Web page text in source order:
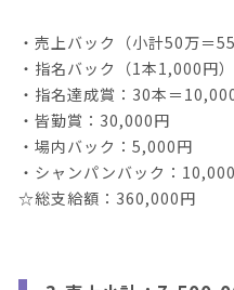
・売上バック（小計50万＝
・指名バック（1本1,000
・指名達成賞：30本＝
・皆勤賞：30,000円
・場内バック：5,000円
・シャンパンバック：
☆総支給額：360,000円